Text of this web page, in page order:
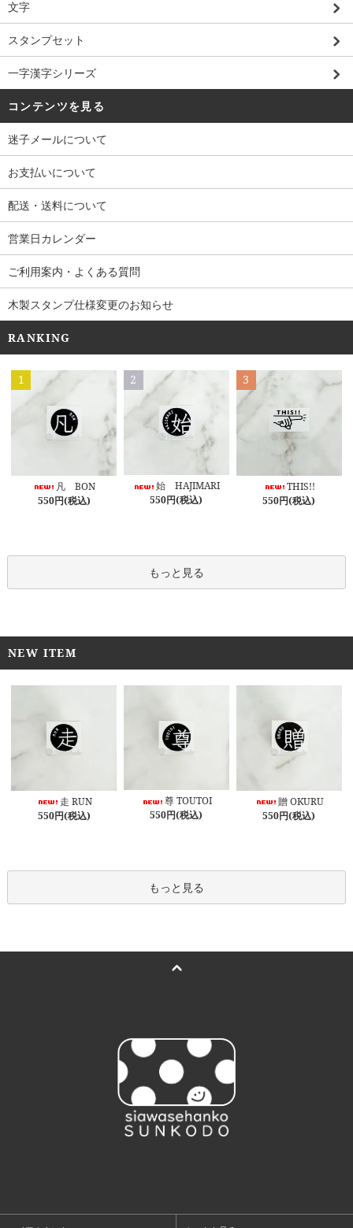
文字
スタンプセット
一字漢字シリーズ
コンテンツを見る
迷子メールについて
お支払いについて
配送・送料について
営業日カレンダー
ご利用案内・よくある質問
木製スタンプ仕様変更のお知らせ
RANKING
1
凡 BON
550円(税込)
2
始 HAJIMARI
550円(税込)
3
THIS!!
550円(税込)
もっと見る
NEW ITEM
走 RUN
550円(税込)
尊 TOUTOI
550円(税込)
贈 OKURU
550円(税込)
もっと見る